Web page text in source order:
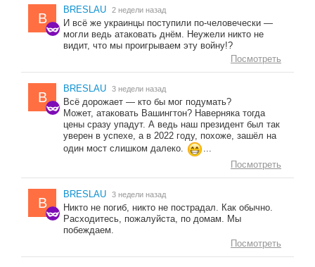
B
BRESLAU 2 недели назад
И всё же украинцы поступили по-человечески —
могли ведь атаковать днём. Неужели никто не
видит, что мы проигрываем эту войну!?
Посмотреть
B
BRESLAU 3 недели назад
Всё дорожает — кто бы мог подумать?
Может, атаковать Вашингтон? Наверняка тогда
цены сразу упадут. А ведь наш президент был так
уверен в успехе, а в 2022 году, похоже, зашёл на
один мост слишком далеко.
...
Посмотреть
B
BRESLAU 3 недели назад
Никто не погиб, никто не пострадал. Как обычно.
Расходитесь, пожалуйста, по домам. Мы
побеждаем.
Посмотреть